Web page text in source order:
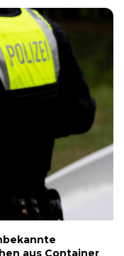
aus Container